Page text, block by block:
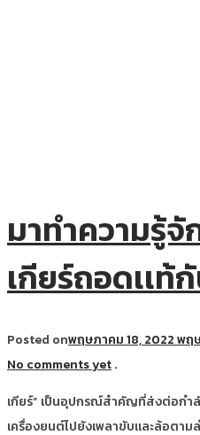
มาทำความรู้จั
เกียร์ถอดเเท้
Posted onพฤษภาคม 18, 2022พฤ
No comments yet.
เกียร์” เป็นอุปกรณ์สำคัญที่ส่งต่อกำ
เครื่องยนต์ไปยังเพลาขับและล้อตา